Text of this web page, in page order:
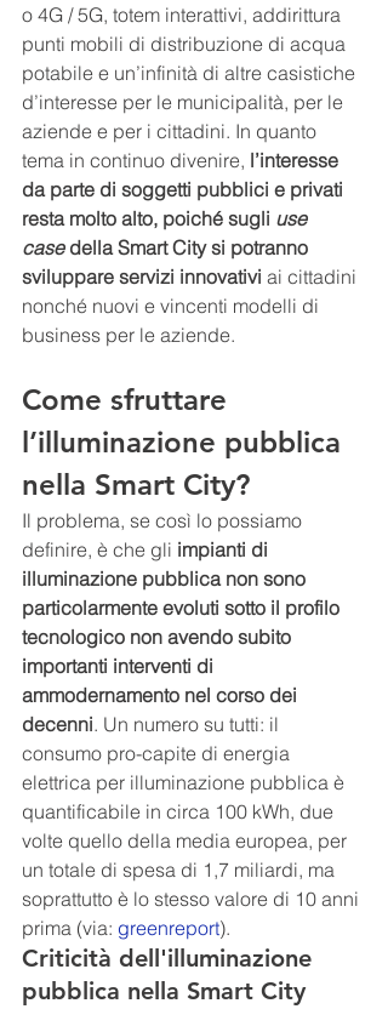
o 4G / 5G, totem interattivi, addirittura
punti mobili di distribuzione di acqua
potabile e un’infinità di altre casistiche
d’interesse per le municipalità, per le
aziende e per i cittadini. In quanto
tema in continuo divenire, l’interesse
da parte di soggetti pubblici e privati
resta molto alto, poiché sugli use
case della Smart City si potranno
sviluppare servizi innovativi ai cittadini
nonché nuovi e vincenti modelli di
business per le aziende.
Come sfruttare
l’illuminazione pubblica
nella Smart City?
Il problema, se così lo possiamo
definire, è che gli impianti di
illuminazione pubblica non sono
particolarmente evoluti sotto il profilo
tecnologico non avendo subito
importanti interventi di
ammodernamento nel corso dei
decenni. Un numero su tutti: il
consumo pro-capite di energia
elettrica per illuminazione pubblica è
quantificabile in circa 100 kWh, due
volte quello della media europea, per
un totale di spesa di 1,7 miliardi, ma
soprattutto è lo stesso valore di 10 anni
prima (via: greenreport).
Criticità dell'illuminazione
pubblica nella Smart City